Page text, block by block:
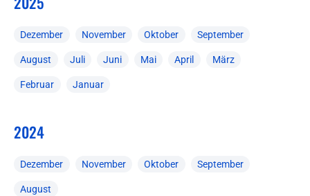
Dezember November Oktober September
August Juli Juni Mai April März
Februar Januar
2024
Dezember November Oktober September
August